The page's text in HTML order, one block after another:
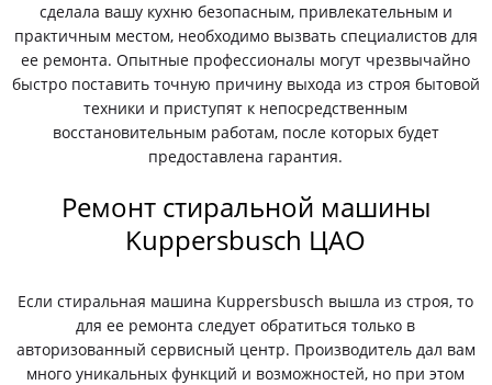
сделала вашу кухню безопасным, привлекательным и
практичным местом, необходимо вызвать специалистов для
ее ремонта. Опытные профессионалы могут чрезвычайно
быстро поставить точную причину выхода из строя бытовой
техники и приступят к непосредственным
восстановительным работам, после которых будет
предоставлена гарантия.
Ремонт стиральной машины
Kuppersbusch ЦАО
Если стиральная машина Kuppersbusch вышла из строя, то
для ее ремонта следует обратиться только в
авторизованный сервисный центр. Производитель дал вам
много уникальных функций и возможностей, но при этом